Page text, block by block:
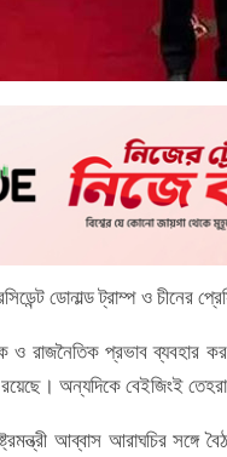
ডোনাল্ড ট্রাম্প ও চীনের
ও রাজনৈতিক প্রভাব ব্যবহার
অন্যদিকে বেইজিংই
আব্বাস আরাঘচির সঙ্গে